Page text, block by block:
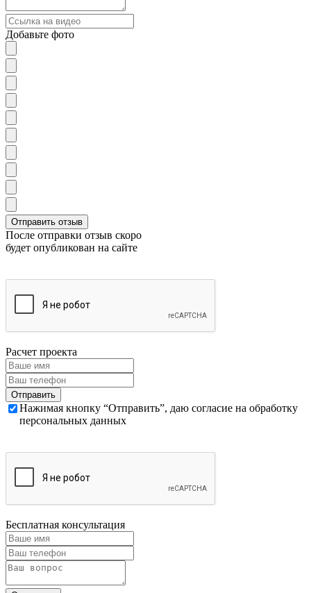
Добавьте фото
После отправки отзыв скоро
будет опубликован на сайте
Расчет проекта
Нажимая кнопку “Отправить”, даю согласие на обработку
персональных данных
Бесплатная консультация